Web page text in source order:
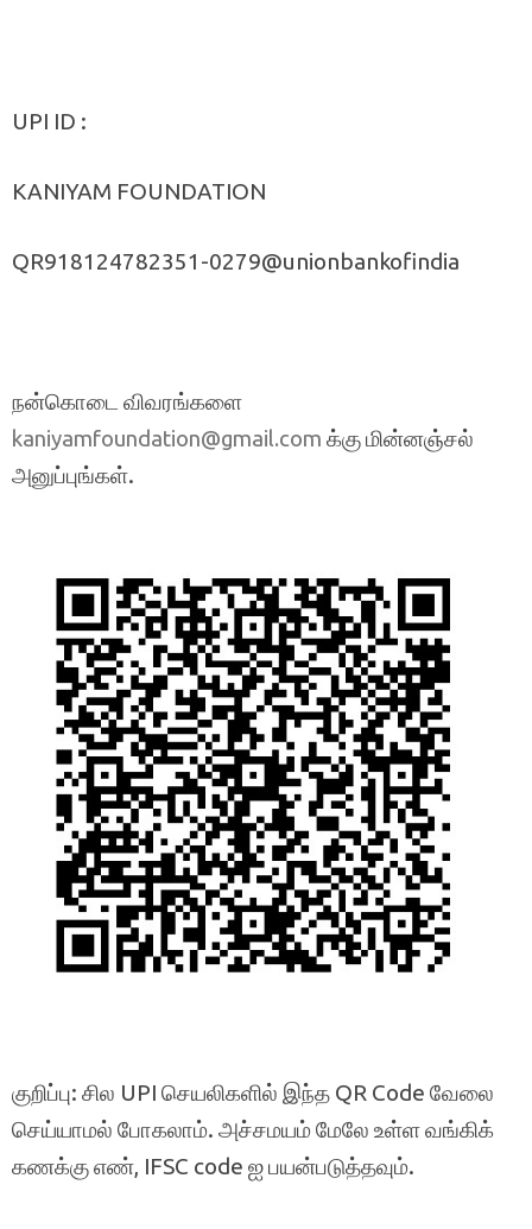
UPI ID :
KANIYAM FOUNDATION
QR918124782351-0279@unionbankofindia
நன்கொடை விவரங்களை
kaniyamfoundation@gmail.com க்கு மின்னஞ்சல்
அனுப்புங்கள்.
குறிப்பு: சில UPI செயலிகளில் இந்த QR Code வேலை
செய்யாமல் போகலாம். அச்சமயம் மேலே உள்ள வங்கிக்
கணக்கு எண், IFSC code ஐ பயன்படுத்தவும்.